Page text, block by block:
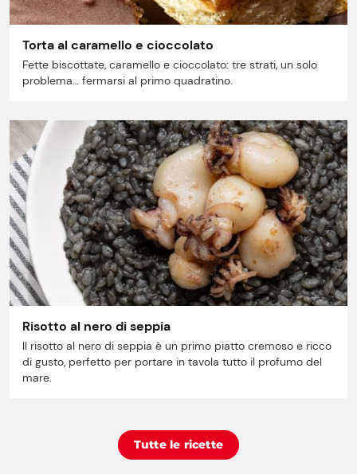
Torta al caramello e cioccolato
Fette biscottate, caramello e cioccolato: tre strati, un solo
problema… fermarsi al primo quadratino.
Risotto al nero di seppia
Il risotto al nero di seppia è un primo piatto cremoso e ricco
di gusto, perfetto per portare in tavola tutto il profumo del
mare.
Tutte le ricette